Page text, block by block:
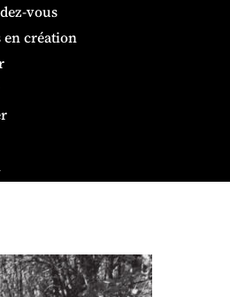
vous
en création